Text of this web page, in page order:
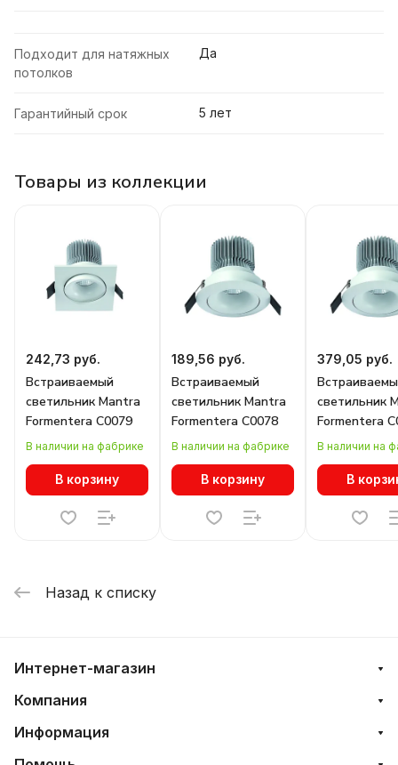
Подходит для натяжных
потолков
Да
Гарантийный срок 5 лет
Товары из коллекции
242,73 руб.
Встраиваемый
светильник Mantra
Formentera C0079
В наличии на фабрике
В корзину
189,56 руб.
Встраиваемый
светильник Mantra
Formentera C0078
В наличии на фабрике
В корзину
379,05 руб.
светильник
Formentera
В наличии на
В
Назад к списку
Интернет-магазин
Компания
Информация